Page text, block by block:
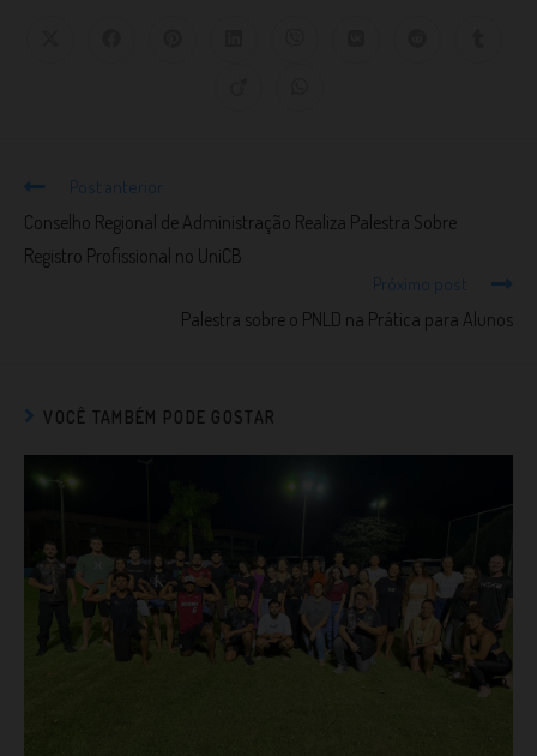
Post anterior
Conselho Regional de Administração Realiza Palestra Sobre
Registro Profissional no UniCB
Próximo post
Palestra sobre o PNLD na Prática para Alunos
VOCÊ TAMBÉM PODE GOSTAR